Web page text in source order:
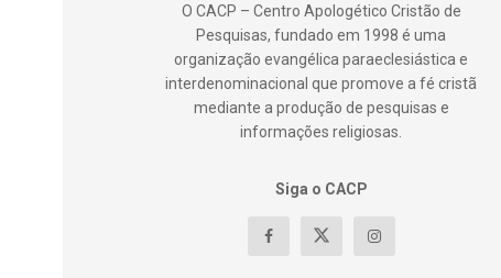
O CACP – Centro Apologético Cristão de
Pesquisas, fundado em 1998 é uma
organização evangélica paraeclesiástica e
interdenominacional que promove a fé cristã
mediante a produção de pesquisas e
informações religiosas.
Siga o CACP